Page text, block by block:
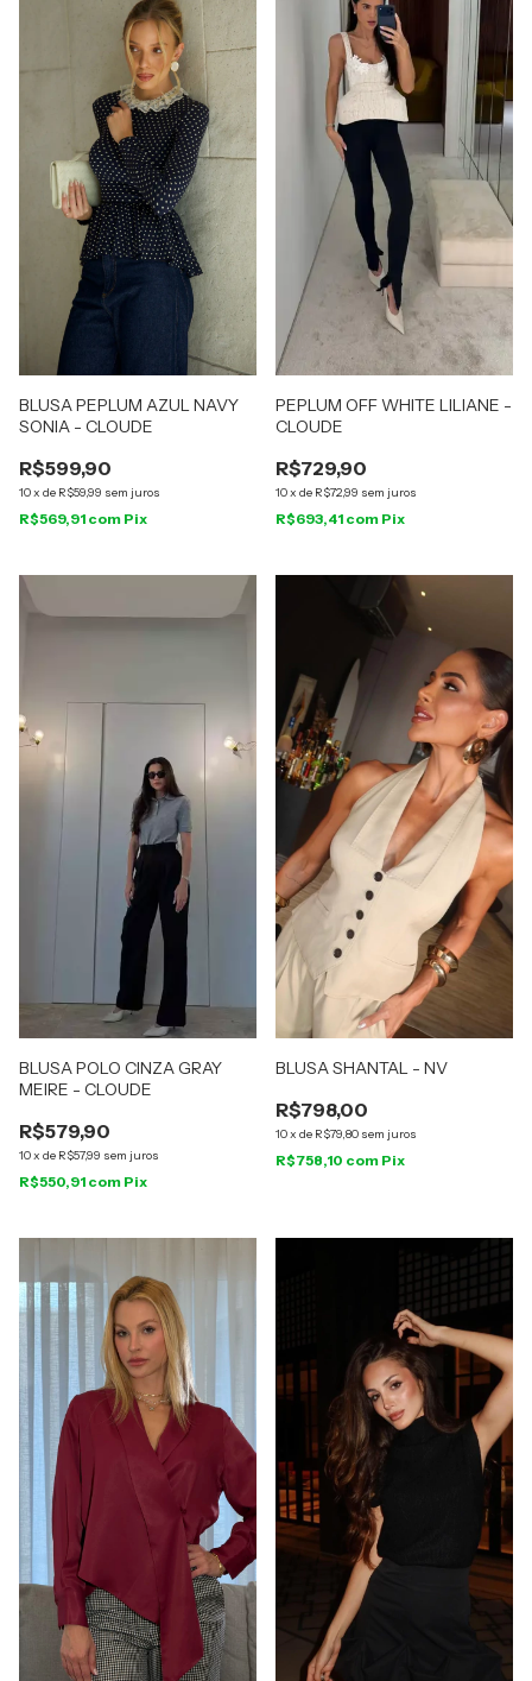
BLUSA PEPLUM AZUL NAVY
SONIA - CLOUDE
R$599,90
10x de R$59,99 sem juros
R$569,91 com Pix
PEPLUM OFF WHITE LILIANE -
CLOUDE
R$729,90
10x de R$72,99 sem juros
R$693,41 com Pix
BLUSA POLO CINZA GRAY
MEIRE - CLOUDE
R$579,90
10x de R$57,99 sem juros
R$550,91 com Pix
BLUSA SHANTAL - NV
R$798,00
10x de R$79,80 sem juros
R$758,10 com Pix